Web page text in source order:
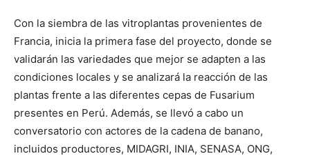
Con la siembra de las vitroplantas provenientes de
Francia, inicia la primera fase del proyecto, donde se
validarán las variedades que mejor se adapten a las
condiciones locales y se analizará la reacción de las
plantas frente a las diferentes cepas de Fusarium
presentes en Perú. Además, se llevó a cabo un
conversatorio con actores de la cadena de banano,
incluidos productores, MIDAGRI, INIA, SENASA, ONG,